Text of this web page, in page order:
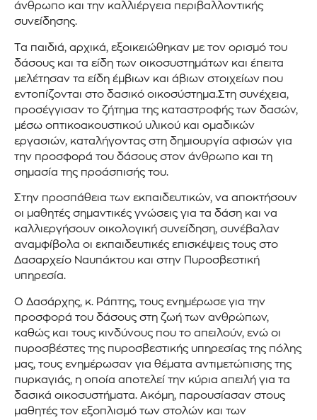
άνθρωπο και την καλλιέργεια περιβαλλοντικής
συνείδησης.
Τα παιδιά, αρχικά, εξοικειώθηκαν με τον ορισμό του
δάσους και τα είδη των οικοσυστημάτων και έπειτα
μελέτησαν τα είδη έμβιων και άβιων στοιχείων που
εντοπίζονται στο δασικό οικοσύστημα.Στη συνέχεια,
προσέγγισαν το ζήτημα της καταστροφής των δασών,
μέσω οπτικοακουστικού υλικού και ομαδικών
εργασιών, καταλήγοντας στη δημιουργία αφισών για
την προσφορά του δάσους στον άνθρωπο και τη
σημασία της προάσπισής του.
Στην προσπάθεια των εκπαιδευτικών, να αποκτήσουν
οι μαθητές σημαντικές γνώσεις για τα δάση και να
καλλιεργήσουν οικολογική συνείδηση, συνέβαλαν
αναμφίβολα οι εκπαιδευτικές επισκέψεις τους στο
Δασαρχείο Ναυπάκτου και στην Πυροσβεστική
υπηρεσία.
Ο Δασάρχης, κ. Ράπτης, τους ενημέρωσε για την
προσφορά του δάσους στη ζωή των ανθρώπων,
καθώς και τους κινδύνους που το απειλούν, ενώ οι
πυροσβέστες της πυροσβεστικής υπηρεσίας της πόλης
μας, τους ενημέρωσαν για θέματα αντιμετώπισης της
πυρκαγιάς, η οποία αποτελεί την κύρια απειλή για τα
δασικά οικοσυστήματα. Ακόμη, παρουσίασαν στους
μαθητές τον εξοπλισμό των στολών και των